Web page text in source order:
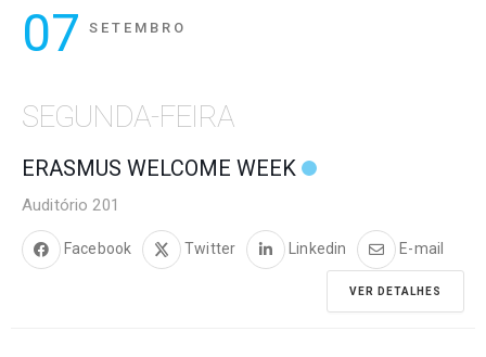
07 SETEMBRO
SEGUNDA-FEIRA
ERASMUS WELCOME WEEK
Auditório 201
Facebook Twitter Linkedin E-mail
VER DETALHES